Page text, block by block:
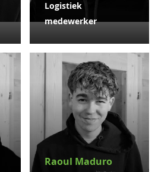
Logistiek
medewerker
Raoul Maduro